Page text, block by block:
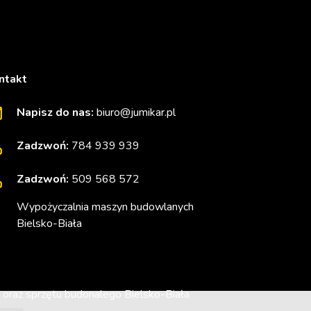
Napisz do nas: biuro@jumikar.pl
Zadzwoń: 784 939 939
Zadzwoń: 509 568 572
Wypożyczalnia maszyn budowlanych
Bielsko-Biała
sprzętu budonalego Bielsko-Biała